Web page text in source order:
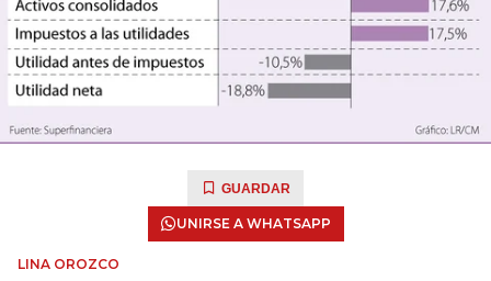
GUARDAR
UNIRSE A WHATSAPP
LINA OROZCO